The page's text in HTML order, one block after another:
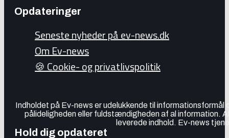
Opdateringer
Seneste nyheder på ev-news.dk
Om Ev-news
🍪 Cookie- og privatlivspolitik
Indholdet på Ev-news er udelukkende til
pålideligheden eller fuldstændigheden af al information.
leverede indhold. Ev-news
Hold dig opdateret